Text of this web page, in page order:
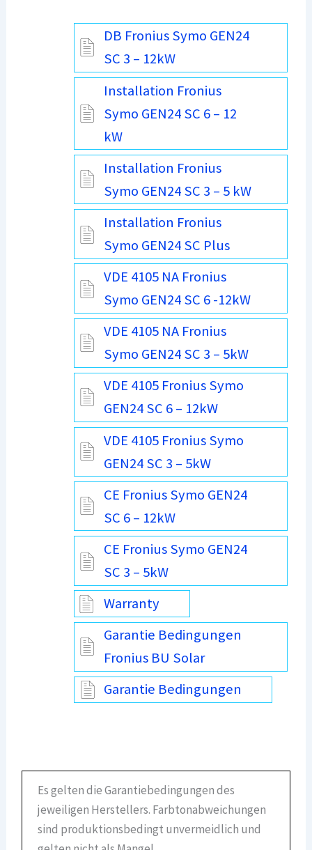
DB Fronius Symo GEN24
SC 3 – 12kW
Installation Fronius
Symo GEN24 SC 6 – 12
kW
Installation Fronius
Symo GEN24 SC 3 – 5 kW
Installation Fronius
Symo GEN24 SC Plus
VDE 4105 NA Fronius
Symo GEN24 SC 6 -12kW
VDE 4105 NA Fronius
Symo GEN24 SC 3 – 5kW
VDE 4105 Fronius Symo
GEN24 SC 6 – 12kW
VDE 4105 Fronius Symo
GEN24 SC 3 – 5kW
CE Fronius Symo GEN24
SC 6 – 12kW
CE Fronius Symo GEN24
SC 3 – 5kW
Warranty
Garantie Bedingungen
Fronius BU Solar
Garantie Bedingungen
Es gelten die Garantiebedingungen des
jeweiligen Herstellers. Farbtonabweichungen
sind produktionsbedingt unvermeidlich und